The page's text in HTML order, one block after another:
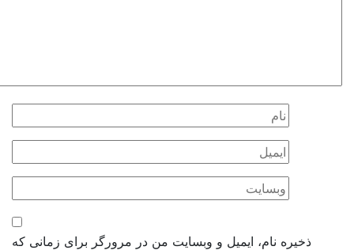
ذخیره نام، ایمیل و وبسایت من در مرورگر برای زمانی که